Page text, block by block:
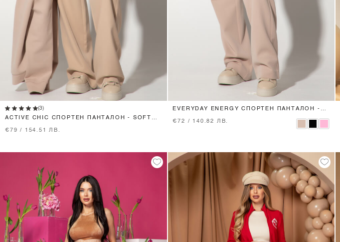
XS M L
(3)
ACTIVE CHIC СПОРТЕН ПАНТАЛОН - SOFT
€79 / 154.51 ЛВ.
XS L
EVERYDAY ENERGY СПОРТЕН ПАНТАЛОН -
€72 / 140.82 ЛВ.